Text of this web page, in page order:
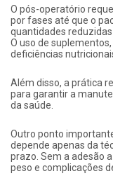
O pós-operatório
por fases até que o
quantidades
O uso de
deficiências
Além disso, a prática
para garantir a
da saúde.
Outro ponto
depende apenas da
prazo. Sem a adesão
peso e complicações